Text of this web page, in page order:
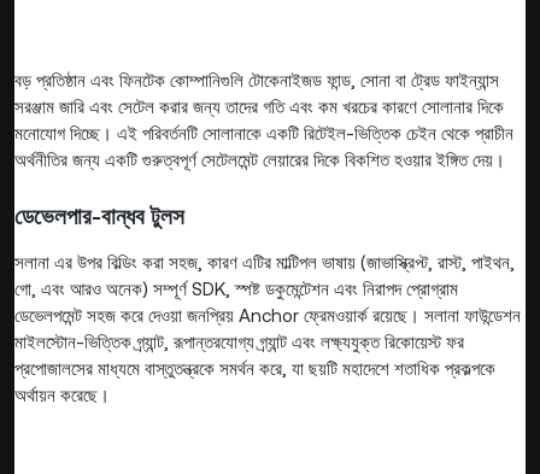
বড় প্রতিষ্ঠান এবং ফিনটেক কোম্পানিগুলি টোকেনাইজড ফান্ড, সোনা বা ট্রেড ফাইন্যান্স
সরঞ্জাম জারি এবং সেটেল করার জন্য তাদের গতি এবং কম খরচের কারণে সোলানার দিকে
মনোযোগ দিচ্ছে। এই পরিবর্তনটি সোলানাকে একটি রিটেইল-ভিত্তিক চেইন থেকে প্রাচীন
অর্থনীতির জন্য একটি গুরুত্বপূর্ণ সেটেলমেন্ট লেয়ারের দিকে বিকশিত হওয়ার ইঙ্গিত দেয়।
ডেভেলপার-বান্ধব টুলস
সলানা এর উপর বিল্ডিং করা সহজ, কারণ এটির মাল্টিপল ভাষায় (জাভাস্ক্রিপ্ট, রাস্ট, পাইথন,
গো, এবং আরও অনেক) সম্পূর্ণ SDK, স্পষ্ট ডকুমেন্টেশন এবং নিরাপদ প্রোগ্রাম
ডেভেলপমেন্ট সহজ করে দেওয়া জনপ্রিয় Anchor ফ্রেমওয়ার্ক রয়েছে। সলানা ফাউন্ডেশন
মাইলস্টোন-ভিত্তিক গ্র্যান্ট, রূপান্তরযোগ্য গ্র্যান্ট এবং লক্ষ্যযুক্ত রিকোয়েস্ট ফর
প্রপোজালসের মাধ্যমে বাস্তুতন্ত্রকে সমর্থন করে, যা ছয়টি মহাদেশে শতাধিক প্রকল্পকে
অর্থায়ন করেছে।